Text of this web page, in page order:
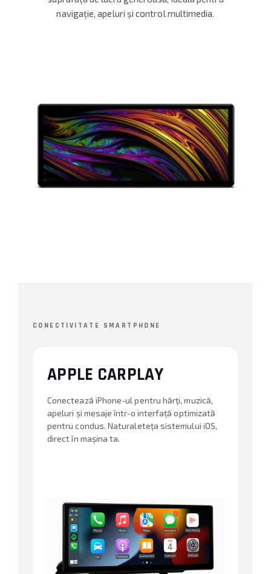
navigație, apeluri și control multimedia.
CONECTIVITATE SMARTPHONE
APPLE CARPLAY
Conectează iPhone-ul pentru hărți, muzică,
apeluri și mesaje într-o interfață optimizată
pentru condus. Naturaleteța sistemului iOS,
direct în mașina ta.